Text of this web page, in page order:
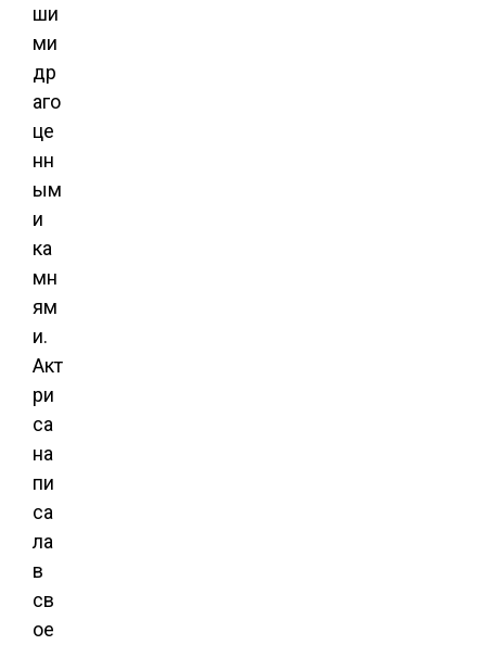
ши
ми
др
аго
це
нн
ым
и
ка
мн
ям
и.
Акт
ри
са
на
пи
са
ла
в
св
ое